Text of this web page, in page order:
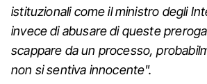
istituzionali come il ministro degli
invece di abusare di queste
scappare da un processo,
non si sentiva innocente".